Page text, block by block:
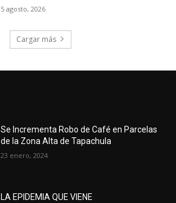
5 agosto, 2026
Cargar más
Se Incrementa Robo de Café en Parcelas
de la Zona Alta de Tapachula
23 enero, 2024
LA EPIDEMIA QUE VIENE